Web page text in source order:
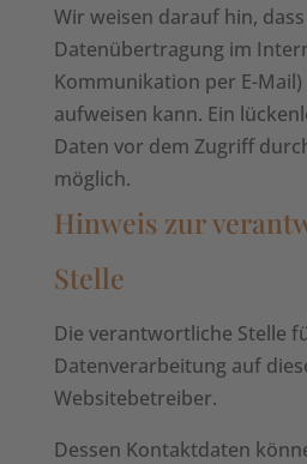
Wir weisen darauf hin,
Datenübertragung im
Kommunikation per E-
aufweisen kann. Ein
Daten vor dem Zugriff
möglich.
Hinweis zur
Stelle
Die verantwortliche Stelle
Datenverarbeitung auf
Websitebetreiber.
Dessen Kontaktdaten